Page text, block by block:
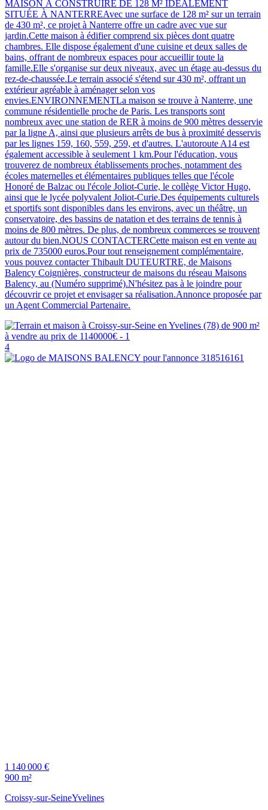
MAISON À CONSTRUIRE DE 128 M² IDÉALEMENT
SITUÉE À NANTERREAvec une surface de 128 m² sur un terrain
de 430 m², ce projet à Nanterre offre un cadre avec vue sur
jardin.Cette maison à édifier comprend six pièces dont quatre
chambres. Elle dispose également d'une cuisine et deux salles de
bains, offrant de nombreux espaces pour accueillir toute la
famille.Elle s'organise sur deux niveaux, avec un étage au-dessus du
rez-de-chaussée.Le terrain associé s'étend sur 430 m², offrant un
extérieur agréable à aménager selon vos
envies.ENVIRONNEMENTLa maison se trouve à Nanterre, une
commune résidentielle proche de Paris. Les transports sont
nombreux avec une station de RER à moins de 900 mètres desservie
par la ligne A, ainsi que plusieurs arrêts de bus à proximité desservis
par les lignes 159, 160, 559, 259, et d'autres. L'autoroute A14 est
également accessible à seulement 1 km.Pour l'éducation, vous
trouverez de nombreux établissements proches, notamment des
écoles maternelles et élémentaires publiques telles que l'école
Honoré de Balzac ou l'école Joliot-Curie, le collège Victor Hugo,
ainsi que le lycée polyvalent Joliot-Curie.Des équipements culturels
et sportifs sont disponibles dans les environs, avec un théâtre, un
conservatoire, des bassins de natation et des terrains de tennis à
moins de 800 mètres. De plus, de nombreux commerces se trouvent
autour du bien.NOUS CONTACTERCette maison est en vente au
prix de 735000 euros.Pour tout renseignement complémentaire,
vous pouvez contacter Thibault DUTEURTRE, de Maisons
Balency Coignières, constructeur de maisons du réseau Maisons
Balency, au (Numéro supprimé).N'hésitez pas à le joindre pour
découvrir ce projet et envisager sa réalisation.Annonce proposée par
un Agent Commercial Partenaire.
4
1 140 000 €
900 m²
Croissy-sur-SeineYvelines